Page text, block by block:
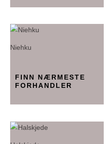
Niehku
FINN NÆRMESTE
FORHANDLER